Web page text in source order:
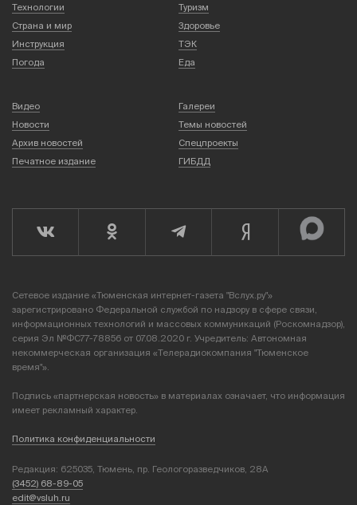
Технологии
Туризм
Страна и мир
Здоровье
Инструкция
ТЭК
Погода
Еда
Видео
Галереи
Новости
Темы новостей
Архив новостей
Спецпроекты
Печатное издание
ГИБДД
Сетевое издание «Тюменская интернет-газета "Вслух.ру"»
зарегистрировано Федеральной службой по надзору в сфере связи,
информационных технологий и массовых коммуникаций (Роскомнадзор),
серия Эл №ФС77-78856 от 07.08.2020 г. Учредитель: Автономная
некоммерческая организация «Телерадиокомпания "Тюменское
время"».
Подпись «партнерская новость» в материалах означает, что информация
имеет рекламный характер.
Политика конфиденциальности
Редакция: 625035, Тюмень, пр. Геологоразведчиков, 28А
(3452) 68-89-05
edit@vsluh.ru